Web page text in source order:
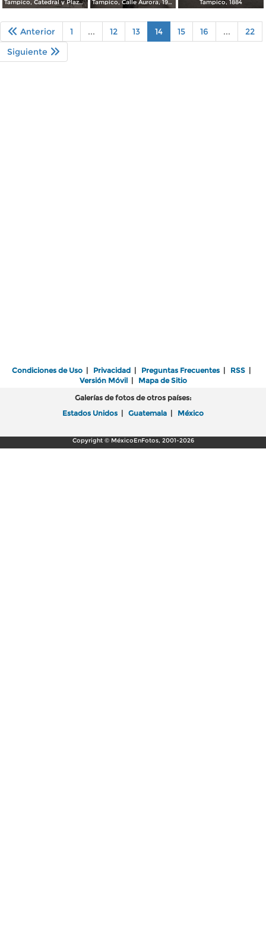
Tampico, Catedral y Plaza de Armas Tampico, Calle Aurora, 1928 Tampico, 1884
Anterior 1 ... 12 13 14 15 16 ...
22
Siguiente
Condiciones de Uso | Privacidad | Preguntas Frecuentes | RSS |
Versión Móvil| Mapa de Sitio
Galerías de fotos de otros países:
Estados Unidos | Guatemala | México
Copyright © MéxicoEnFotos, 2001-2026